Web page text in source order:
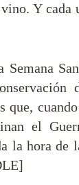
Y cada
que,
el
la hora